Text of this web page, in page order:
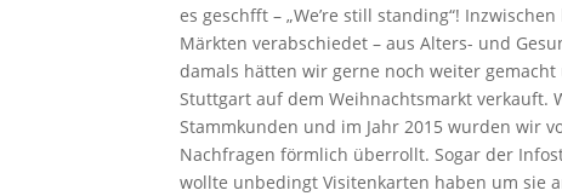
es geschfft – „We’re still standing“!
Märkten verabschiedet – aus Alters- und
damals hätten wir gerne noch weiter
Stuttgart auf dem Weihnachtsmarkt verkauft.
Stammkunden und im Jahr 2015 wurden wir
Nachfragen förmlich überrollt. Sogar der
wollte unbedingt Visitenkarten haben um sie